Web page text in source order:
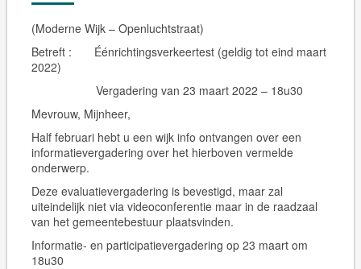
(Moderne Wijk – Openluchtstraat)
Betreft : Éénrichtingsverkeertest (geldig tot eind maart
2022)
Vergadering van 23 maart 2022 – 18u30
Mevrouw, Mijnheer,
Half februari hebt u een wijk info ontvangen over een
informatievergadering over het hierboven vermelde
onderwerp.
Deze evaluatievergadering is bevestigd, maar zal
uiteindelijk niet via videoconferentie maar in de raadzaal
van het gemeentebestuur plaatsvinden.
Informatie- en participatievergadering op 23 maart om
18u30